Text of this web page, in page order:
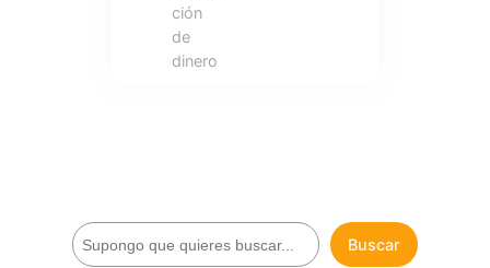
ción
de
dinero
B
u
Buscar